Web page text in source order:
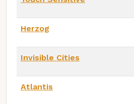
Herzog
Invisible Cities
Atlantis